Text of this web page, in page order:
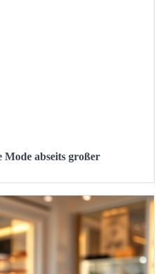
abseits großer